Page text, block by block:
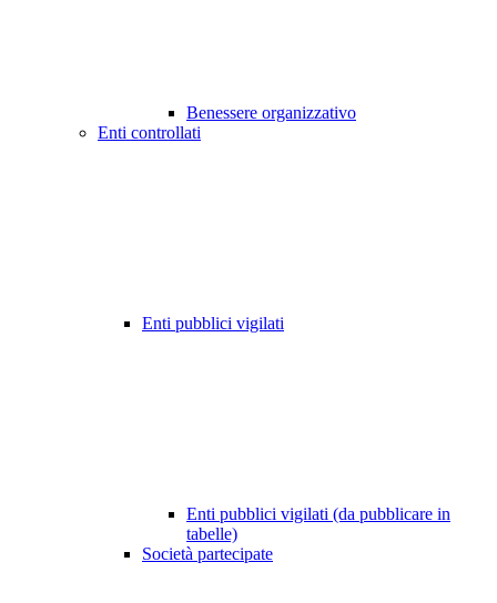
Benessere organizzativo
Enti controllati
Enti pubblici vigilati
Enti pubblici vigilati (da pubblicare in
tabelle)
Società partecipate